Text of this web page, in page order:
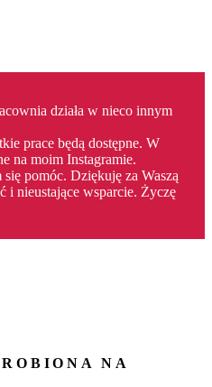
działa w nieco innym
prace będą dostępne. W
na moim Instagramie.
pomóc. Dziękuję za Waszą
i nieustające wsparcie. Życzę
NA